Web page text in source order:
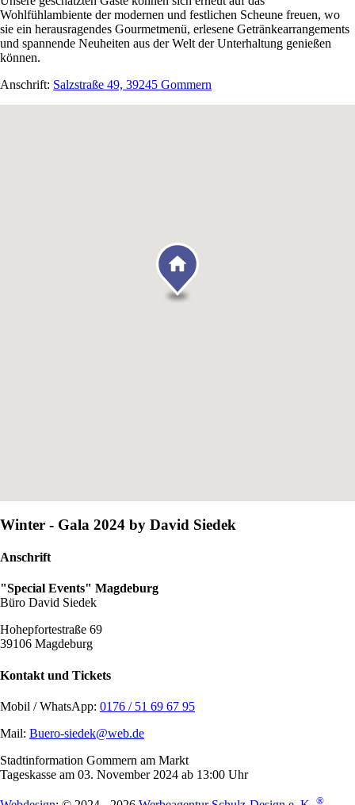
Wohlfühlambiente der modernen und festlichen Scheune freuen, wo
sie ein herausragendes Gourmetmenü, erlesene Getränkearrangements
und spannende Neuheiten aus der Welt der Unterhaltung genießen
können.
Anschrift: Salzstraße 49, 39245 Gommern
Winter - Gala 2024 by David Siedek
Anschrift
"Special Events" Magdeburg
Büro David Siedek
Hohepfortestraße 69
39106 Magdeburg
Kontakt und Tickets
Mobil / WhatsApp: 0176 / 51 69 67 95
Mail: Buero-siedek@web.de
Stadtinformation Gommern am Markt
Tageskasse am 03. November 2024 ab 13:00 Uhr
®